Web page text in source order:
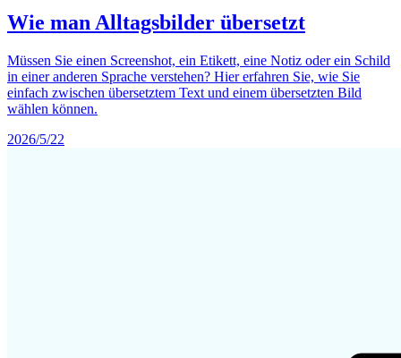
Wie man Alltagsbilder übersetzt
Müssen Sie einen Screenshot, ein Etikett, eine Notiz oder ein Schild
in einer anderen Sprache verstehen? Hier erfahren Sie, wie Sie
einfach zwischen übersetztem Text und einem übersetzten Bild
wählen können.
2026/5/22